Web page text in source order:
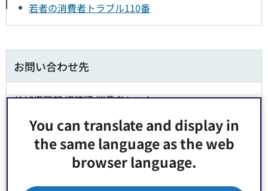
You can translate and display in
the same language as the web
browser language.
若者の消費者トラブル110番
お問い合わせ先
地域振興部 経済課 消費者センター
郵便番号135-0011 東京都江東区扇橋3丁目22番2号
電話番号：03-5683-0321
Fax：03-5683-0318